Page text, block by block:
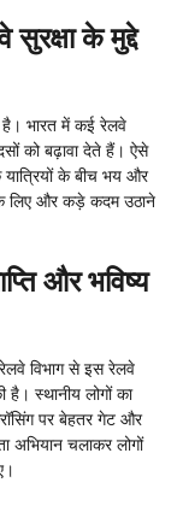
के मुद्दे
है। भारत में कई रेलवे
को बढ़ावा देते हैं। ऐसे
यात्रियों के बीच भय और
लिए और कड़े कदम उठाने
और भविष्य
विभाग से इस रेलवे
है। स्थानीय लोगों का
पर बेहतर गेट और
अभियान चलाकर लोगों